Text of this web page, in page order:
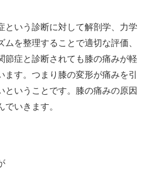
という診断に対して解剖学、力学
を整理することで適切な評価、
節症と診断されても膝の痛みが軽
す。つまり膝の変形が痛みを引
ということです。膝の痛みの原因
いきます。